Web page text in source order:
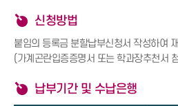
신청방법
붙임의 등록금 분할납부신청서 작성하여
(가계곤란입증증명서 또는 학과장추천서
납부기간 및 수납은행